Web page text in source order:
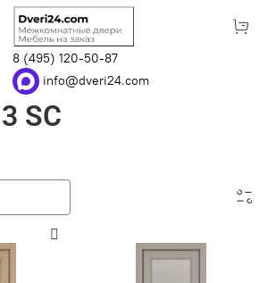
8 (495) 120-50-87
info@dveri24.com
SC